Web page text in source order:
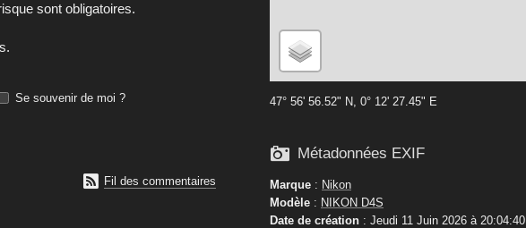
47° 56' 56.52" N, 0° 12' 27.45" E
 Métadonnées EXIF
Marque : Nikon
Modèle : NIKON D4S
Date de création : Jeudi 11 Juin 2026 à 20:04:40
sont obligatoires.
Se souvenir de moi ?
 Fil des commentaires